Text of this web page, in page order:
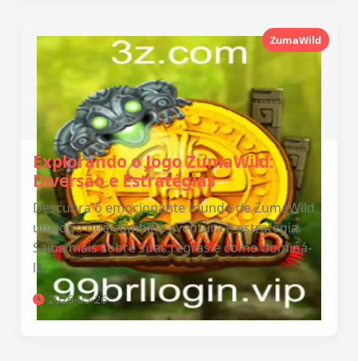
ZumaWild
Explorando o Jogo ZumaWild:
Diversão e Estratégias
Descubra o emocionante mundo de ZumaWild,
um jogo que combina aventura e estratégia.
Saiba mais sobre suas regras e como dominá-
lo.
2026-05-26